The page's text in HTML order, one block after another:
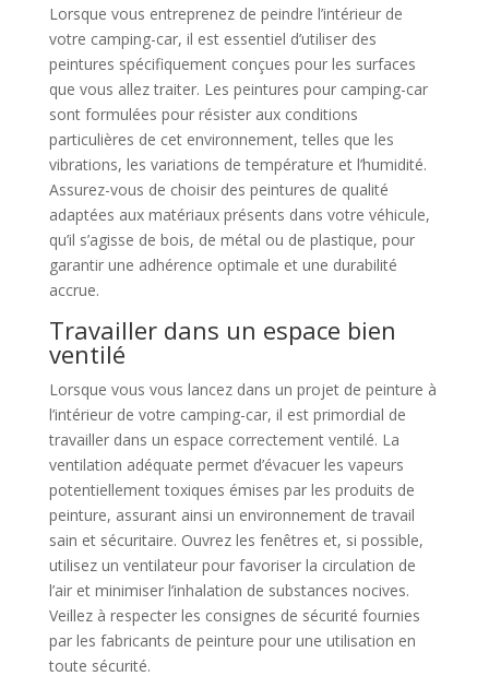
Lorsque vous entreprenez de peindre l’intérieur de
votre camping-car, il est essentiel d’utiliser des
peintures spécifiquement conçues pour les surfaces
que vous allez traiter. Les peintures pour camping-car
sont formulées pour résister aux conditions
particulières de cet environnement, telles que les
vibrations, les variations de température et l’humidité.
Assurez-vous de choisir des peintures de qualité
adaptées aux matériaux présents dans votre véhicule,
qu’il s’agisse de bois, de métal ou de plastique, pour
garantir une adhérence optimale et une durabilité
accrue.
Travailler dans un espace bien
ventilé
Lorsque vous vous lancez dans un projet de peinture à
l’intérieur de votre camping-car, il est primordial de
travailler dans un espace correctement ventilé. La
ventilation adéquate permet d’évacuer les vapeurs
potentiellement toxiques émises par les produits de
peinture, assurant ainsi un environnement de travail
sain et sécuritaire. Ouvrez les fenêtres et, si possible,
utilisez un ventilateur pour favoriser la circulation de
l’air et minimiser l’inhalation de substances nocives.
Veillez à respecter les consignes de sécurité fournies
par les fabricants de peinture pour une utilisation en
toute sécurité.